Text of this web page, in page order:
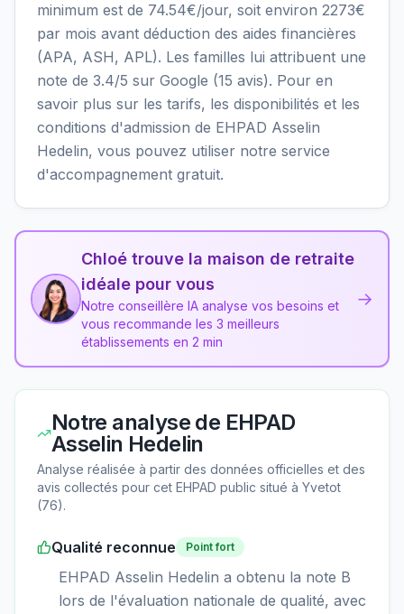
minimum est de 74.54€/jour, soit environ 2273€
par mois avant déduction des aides financières
(APA, ASH, APL). Les familles lui attribuent une
note de 3.4/5 sur Google (15 avis). Pour en
savoir plus sur les tarifs, les disponibilités et les
conditions d'admission de EHPAD Asselin
Hedelin, vous pouvez utiliser notre service
d'accompagnement gratuit.
Chloé trouve la maison de retraite
idéale pour vous
Notre conseillère IA analyse vos besoins et
vous recommande les 3 meilleurs
établissements en 2 min
→
Notre analyse de EHPAD
Asselin Hedelin
Analyse réalisée à partir des données officielles et des
avis collectés pour cet EHPAD public situé à Yvetot
(76).
Qualité reconnue Point fort
EHPAD Asselin Hedelin a obtenu la note B
lors de l'évaluation nationale de qualité, avec